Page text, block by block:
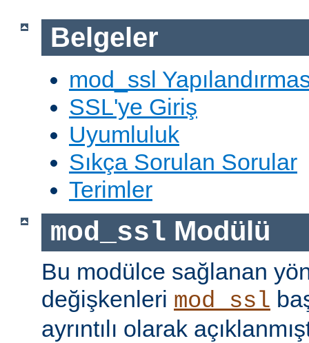
Belgeler
mod_ssl
SSL'ye Giriş
Uyumluluk
Sıkça Sorulan Sorular
Terimler
mod_ssl Modülü
Bu modülce sağlanan
değişkenleri mod_ssl
ayrıntılı olarak